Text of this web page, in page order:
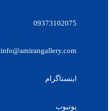
09373102075
info@amirangallery.com
اینستاگرام
یوتیوب